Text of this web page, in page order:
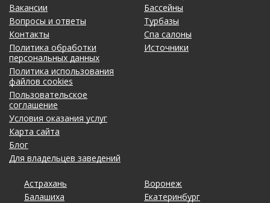
Вакансии
Вопросы и ответы
Контакты
Политика обработки
персональных данных
Политика использования
файлов cookies
Пользовательское
соглашение
Условия оказания услуг
Карта сайта
Блог
Для владельцев заведений
Бассейны
Турбазы
Спа салоны
Источники
Астрахань
Балашиха
Воронеж
Екатеринбург
Калининград
Кемерово
Липецк
Махачкала
Омск
Оренбург
Рязань
Самара
Тольятти
Томск
Уфа
Хабаровск